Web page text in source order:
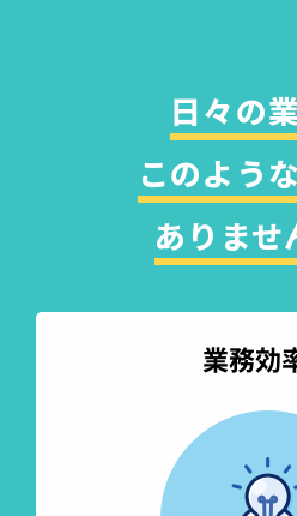
日々の
このよう
ありませ
業務効